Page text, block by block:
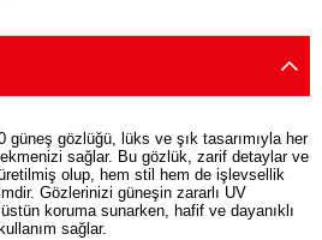
güneş gözlüğü, lüks ve şık tasarımıyla her
sağlar. Bu gözlük, zarif detaylar ve
olup, hem stil hem de işlevsellik
Gözlerinizi güneşin zararlı UV
koruma sunarken, hafif ve dayanıklı
sağlar.